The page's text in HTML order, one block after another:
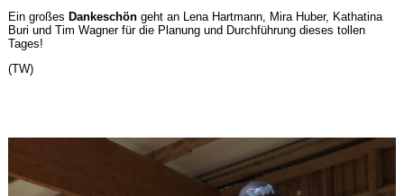
Ein großes Dankeschön geht an Lena Hartmann, Mira Huber, Kathatina
Buri und Tim Wagner für die Planung und Durchführung dieses tollen
Tages!
(TW)